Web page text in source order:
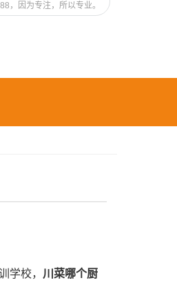
，因为专注，所以专业。
学校， 川菜哪个厨